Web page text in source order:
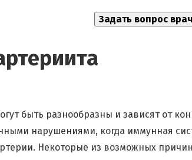
быть разнообразны и зависят от
нарушениями, когда иммунная
Некоторые из возможных